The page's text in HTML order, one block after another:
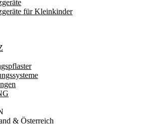
für Kleinkinder
& Österreich